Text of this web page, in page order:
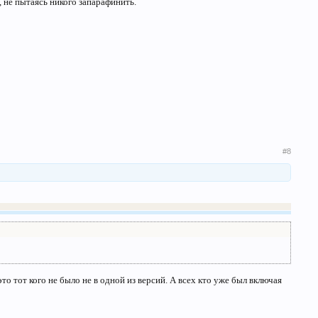
#8
тот кого не было не в одной из версий. А всех кто уже был включая